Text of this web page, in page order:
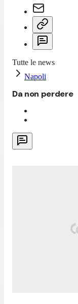
Tutte le news
Napoli
Da non perdere